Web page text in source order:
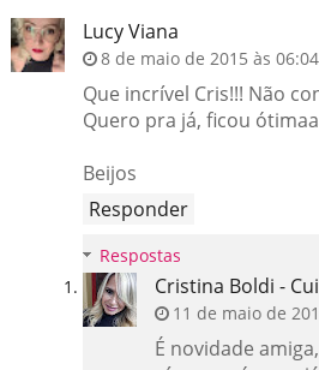
Lucy Viana
8 de maio de 2015 às 06:04
Que incrível Cris!!! Não
Quero pra já, ficou
Beijos
Responder
Respostas
Cristina Boldi -
11 de maio de
É novidade